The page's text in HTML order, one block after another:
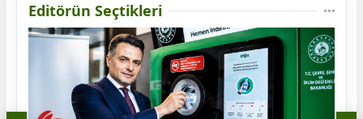
Editörün Seçtikleri